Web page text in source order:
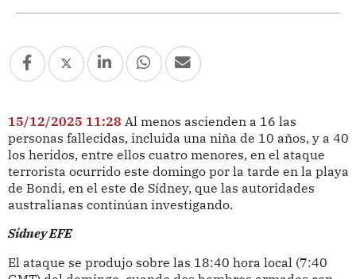
15/12/2025 11:28 Al menos ascienden a 16 las
personas fallecidas, incluida una niña de 10 años, y a 40
los heridos, entre ellos cuatro menores, en el ataque
terrorista ocurrido este domingo por la tarde en la playa
de Bondi, en el este de Sídney, que las autoridades
australianas continúan investigando.
Sídney EFE
El ataque se produjo sobre las 18:40 hora local (7:40